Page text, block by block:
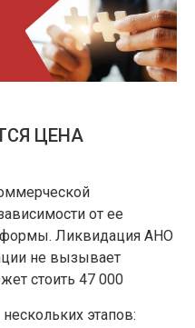
ЦЕНА
от ее
формы. Ликвидация АНО
не вызывает
стоить 47 000
этапов: